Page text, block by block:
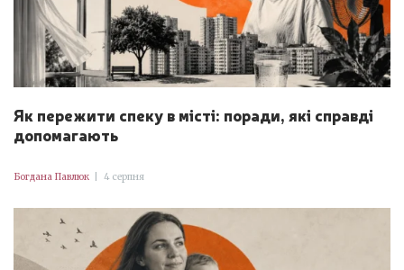
Як пережити спеку в місті: поради, які справді
допомагають
Богдана Павлюк 4 серпня